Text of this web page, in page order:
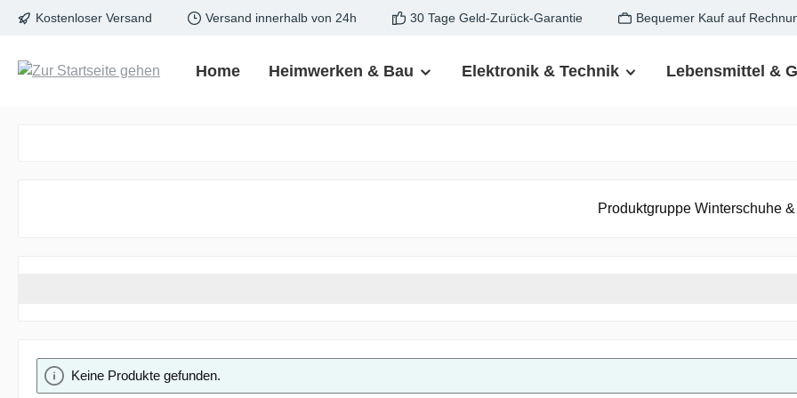
Zur Hauptnavigation springen
Kostenloser Versand Versand innerhalb von 24h 30 Tage Geld-Zurück-Garantie Bequemer Kauf auf
Home Heimwerken & Bau Elektronik & Technik Lebensmittel &
Produktgruppe Winterschuhe
Keine Produkte gefunden.